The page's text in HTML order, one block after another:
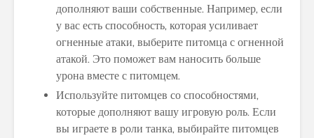
дополняют ваши собственные. Например, если
у вас есть способность, которая усиливает
огненные атаки, выберите питомца с огненной
атакой. Это поможет вам наносить больше
урона вместе с питомцем.
Используйте питомцев со способностями,
которые дополняют вашу игровую роль. Если
вы играете в роли танка, выбирайте питомцев